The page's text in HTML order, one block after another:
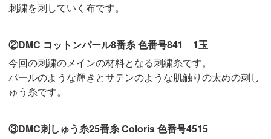
刺繍を刺していく布です。
②DMC コットンパール8番糸 色番号841 1玉
今回の刺繍のメインの材料となる刺繍糸です。
パールのような輝きとサテンのような肌触りの太めの刺し
ゅう糸です。
③DMC刺しゅう糸25番糸 Coloris 色番号4515